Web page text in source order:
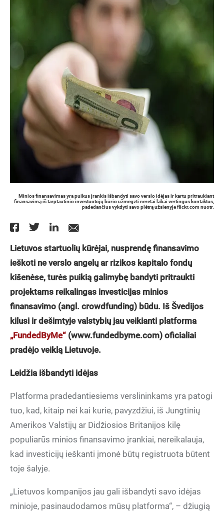
Minios finansavimas yra puikus įrankis išbandyti savo verslo idėjas ir kartu pritraukiant
finansavimą iš tarptautinio investuotojų būrio užmegzti neretai labai vertingus kontaktus,
padedančius vykdyti savo plėtrą užsienyje flickr.com nuotr.
Lietuvos startuolių kūrėjai, nusprendę finansavimo
ieškoti ne verslo angelų ar rizikos kapitalo fondų
kišenėse, turės puikią galimybę bandyti pritraukti
projektams reikalingas investicijas minios
finansavimo (angl. crowdfunding) būdu. Iš Švedijos
kilusi ir dešimtyje valstybių jau veikianti platforma
„FundedByMe“ (www.fundedbyme.com) oficialiai
pradėjo veiklą Lietuvoje.
Leidžia išbandyti idėjas
Platforma pradedantiesiems verslininkams yra patogi
tuo, kad, kitaip nei kai kurie, pavyzdžiui, iš Jungtinių
Amerikos Valstijų ar Didžiosios Britanijos kilę
populiarūs minios finansavimo įrankiai, nereikalauja,
kad investicijų ieškanti įmonė būtų registruota būtent
toje šalyje.
„Lietuvos kompanijos jau gali išbandyti savo idėjas
minioje, pasinaudodamos mūsų platforma“, – džiugią